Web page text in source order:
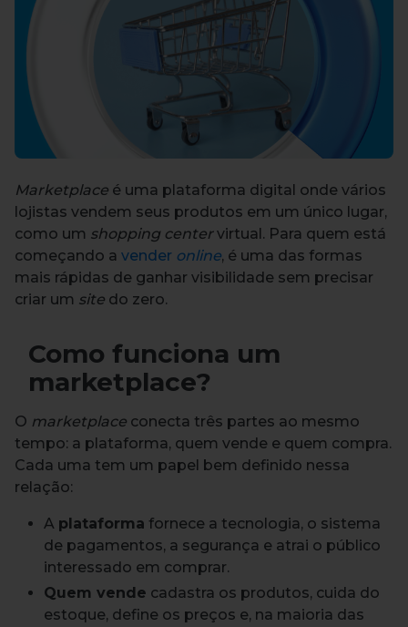
Marketplace é uma plataforma digital onde vários
lojistas vendem seus produtos em um único lugar,
como um shopping centervirtual. Para quem está
começando a vender online, é uma das formas
mais rápidas de ganhar visibilidade sem precisar
criar um site do zero.
Como funciona um
marketplace?
O marketplace conecta três partes ao mesmo
tempo: a plataforma, quem vende e quem compra.
Cada uma tem um papel bem definido nessa
relação:
A plataforma fornece a tecnologia, o sistema
de pagamentos, a segurança e atrai o público
interessado em comprar.
Quem vende cadastra os produtos, cuida do
estoque, define os preços e, na maioria das